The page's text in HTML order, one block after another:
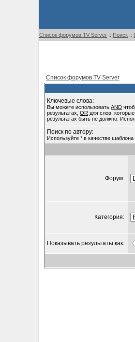
Список форумов TV Server :: Поиск ::
Список форумов TV Server
Ключевые слова:
Вы можете использовать AND
результатах, OR для слов,
результатах быть не должно.
Поиск по автору:
Используйте * в качестве шаблона
Форум:
Категория:
Показывать результаты как: